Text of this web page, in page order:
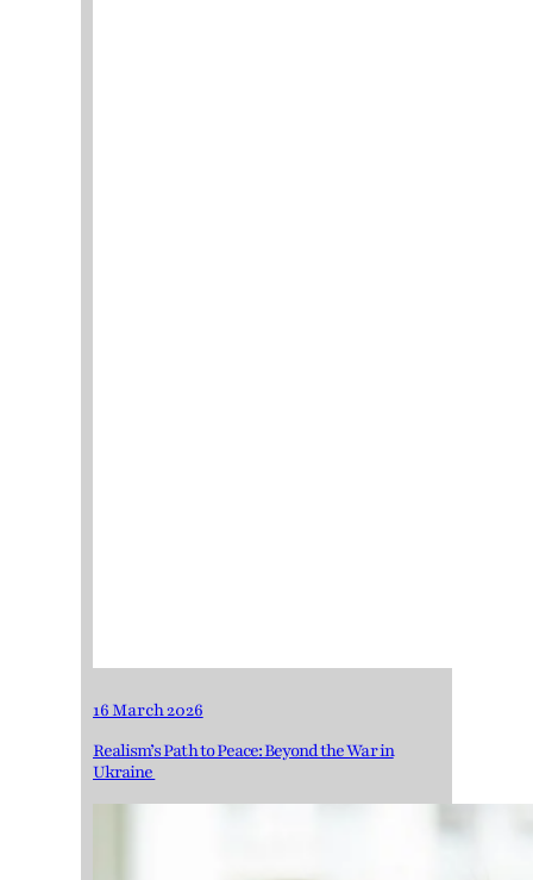
16 March 2026
Realism’s Path to Peace: Beyond the War in
Ukraine